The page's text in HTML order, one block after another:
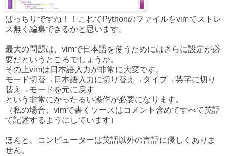
ばっちりですね！！これでPythonのファイルをvimでストレ
ス無く編集できるかと思います。
最大の問題は、vimで日本語を使うためにはさらに設定が必
要だというところでしょうか。
その上vimは日本語入力が非常に大変です。
モード切替→日本語入力に切り替え→タイプ→英字に切り
替え→モードを元に戻す
という非常にかったるい操作が必要になります。
（私の場合、vimで書くソースはコメント含めてすべて英語
で記述するようにしています）
ほんと、コンピューターは英語以外の言語に優しくありま
せん。